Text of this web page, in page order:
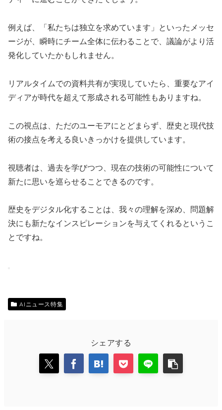
例えば、「私たちは独立を求めています」といったメッセ
ージが、瞬時にチーム全体に伝わることで、議論がより活
発化していたかもしれません。
リアルタイムでの資料共有が実現していたら、重要なアイ
ディアが時代を超えて形成される可能性もありますね。
この視点は、ただのユーモアにとどまらず、歴史と現代技
術の接点を考える良いきっかけを提供しています。
視聴者は、過去を学びつつ、現在の技術の可能性について
新たに思いを巡らせることできるのです。
歴史をデジタル化することは、我々の理解を深め、問題解
決にも新たなインスピレーションを与えてくれるというこ
とですね。
AIニュース特集
シェアする